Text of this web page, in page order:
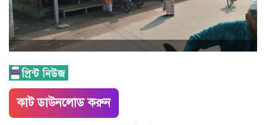
কাট ডাউনলোড করুন